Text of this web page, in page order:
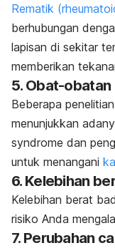
Rematik
berhubungan
lapisan di sekitar
memberikan
5. Obat-obatan
Beberapa
menunjukkan
syndrome dan
untuk menangani
6. Kelebihan
Kelebihan berat
risiko Anda
7. Perubahan